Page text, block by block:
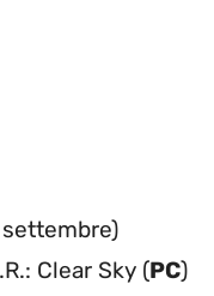
settembre)
Clear Sky (PC)